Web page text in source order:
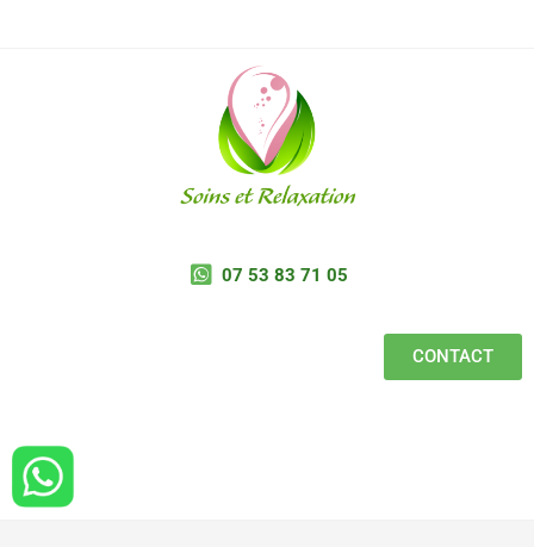
07 53 83 71 05
CONTACT